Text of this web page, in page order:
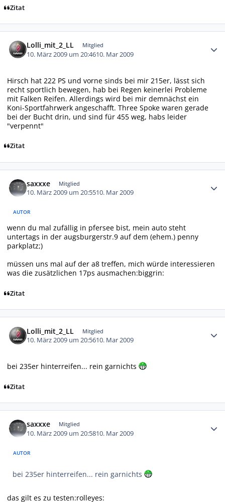
Zitat
Lolli_mit_2_LL Mitglied
10. März 2009 um 20:4610. Mar 2009
Hirsch hat 222 PS und vorne sinds bei mir 215er, lässt sich
recht sportlich bewegen, hab bei Regen keinerlei Probleme
mit Falken Reifen. Allerdings wird bei mir demnächst ein
Koni-Sportfahrwerk angeschafft. Three Spoke waren gerade
bei der Bucht drin, und sind für 455 weg, habs leider
"verpennt"
Zitat
saxxxe Mitglied
10. März 2009 um 20:5510. Mar 2009
AUTOR
wenn du mal zufällig in pfersee bist, mein auto steht
untertags in der augsburgerstr.9 auf dem (ehem.) penny
parkplatz;)
müssen uns mal auf der a8 treffen, mich würde interessieren
was die zusätzlichen 17ps ausmachen:biggrin:
Zitat
Lolli_mit_2_LL Mitglied
10. März 2009 um 20:5610. Mar 2009
bei 235er hinterreifen... rein garnichts
Zitat
saxxxe Mitglied
10. März 2009 um 20:5810. Mar 2009
AUTOR
bei 235er hinterreifen... rein garnichts
das gilt es zu testen:rolleyes: